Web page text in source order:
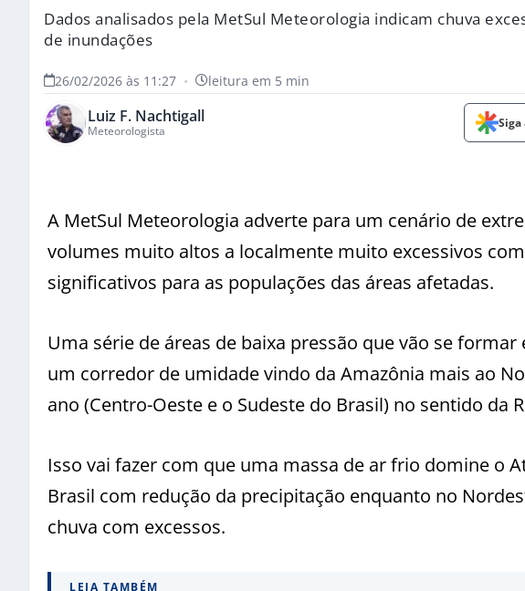
Dados analisados pela MetSul Meteorologia indicam chuva
de inundações
26/02/2026 às 11:27 • leitura em 5 min
Luiz F. Nachtigall
Meteorologista
Siga
A MetSul Meteorologia adverte para um cenário de
volumes muito altos a localmente muito excessivos
significativos para as populações das áreas afetadas.
Uma série de áreas de baixa pressão que vão se
um corredor de umidade vindo da Amazônia mais ao
ano (Centro-Oeste e o Sudeste do Brasil) no sentido da
Isso vai fazer com que uma massa de ar frio domine o
Brasil com redução da precipitação enquanto no
chuva com excessos.
LEIA TAMBÉM